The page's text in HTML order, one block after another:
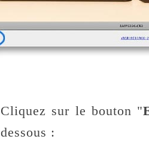
Cliquez sur le bouton "
dessous :